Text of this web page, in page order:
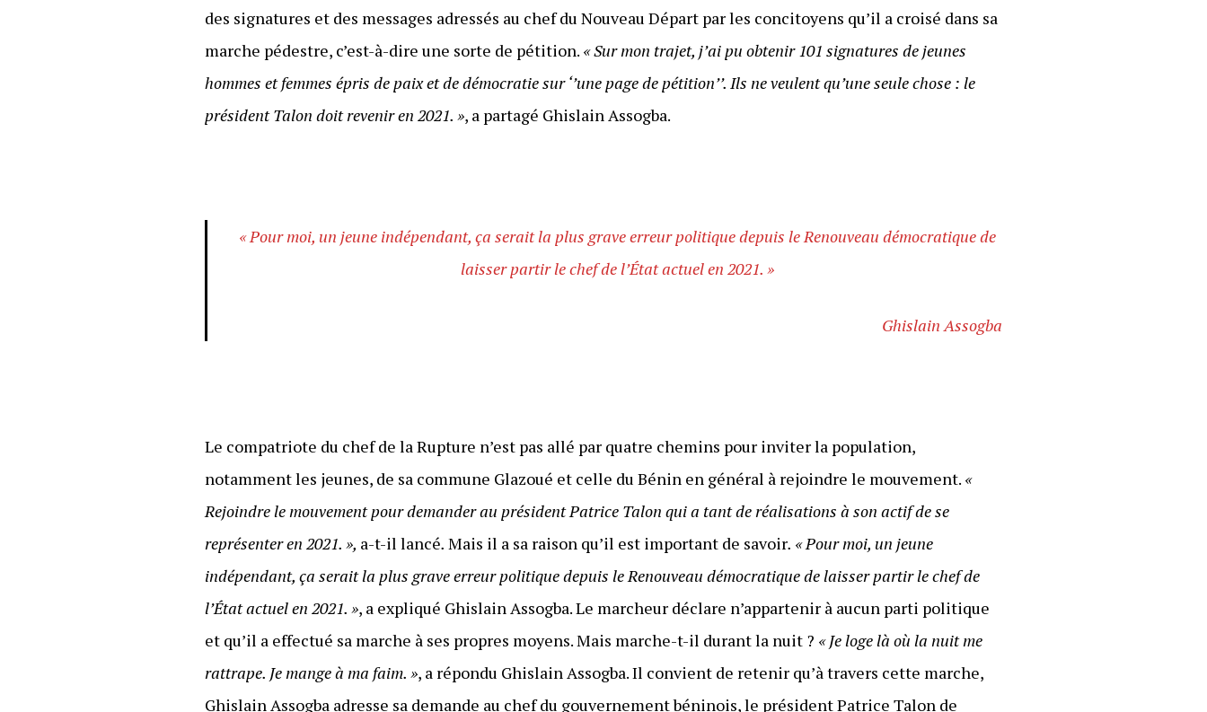
des signatures et des messages adressés au chef du Nouveau Départ par les concitoyens qu’il a croisé dans sa
marche pédestre, c’est-à-dire une sorte de pétition. « Sur mon trajet, j’ai pu obtenir 101 signatures de jeunes
hommes et femmes épris de paix et de démocratie sur ‘’une page de pétition’’. Ils ne veulent qu’une seule chose : le
président Talon doit revenir en 2021. », a partagé Ghislain Assogba.
« Pour moi, un jeune indépendant, ça serait la plus grave erreur politique depuis le Renouveau démocratique de
laisser partir le chef de l’État actuel en 2021. »
Ghislain Assogba
Le compatriote du chef de la Rupture n’est pas allé par quatre chemins pour inviter la population,
notamment les jeunes, de sa commune Glazoué et celle du Bénin en général à rejoindre le mouvement. «
Rejoindre le mouvement pour demander au président Patrice Talon qui a tant de réalisations à son actif de se
représenter en 2021. », a-t-il lancé.Mais il a sa raison qu’il est important de savoir. « Pour moi, un jeune
indépendant, ça serait la plus grave erreur politique depuis le Renouveau démocratique de laisser partir le chef de
l’État actuel en 2021. », a expliqué Ghislain Assogba. Le marcheur déclare n’appartenir à aucun parti politique
et qu’il a effectué sa marche à ses propres moyens. Mais marche-t-il durant la nuit ? « Je loge là où la nuit me
rattrape. Je mange à ma faim. », a répondu Ghislain Assogba. Il convient de retenir qu’à travers cette marche,
Ghislain Assogba adresse sa demande au chef du gouvernement béninois, le président Patrice Talon de